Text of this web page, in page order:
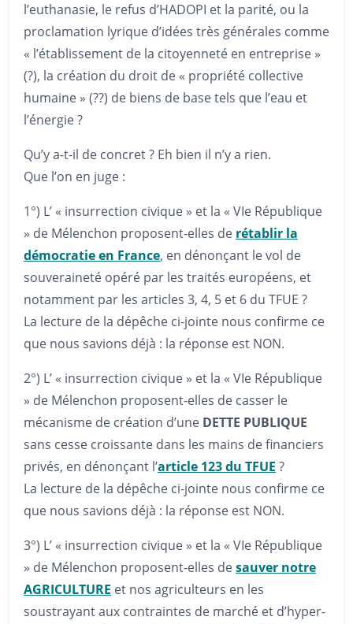
l’euthanasie, le refus d’HADOPI et la parité, ou la
proclamation lyrique d’idées très générales comme
« l’établissement de la citoyenneté en entreprise »
(?), la création du droit de « propriété collective
humaine » (??) de biens de base tels que l’eau et
l’énergie ?
Qu’y a-t-il de concret ? Eh bien il n’y a rien.
Que l’on en juge :
1°) L’ « insurrection civique » et la « VIe République
» de Mélenchon proposent-elles de rétablir la
démocratie en France, en dénonçant le vol de
souveraineté opéré par les traités européens, et
notamment par les articles 3, 4, 5 et 6 du TFUE ?
La lecture de la dépêche ci-jointe nous confirme ce
que nous savions déjà : la réponse est NON.
2°) L’ « insurrection civique » et la « VIe République
» de Mélenchon proposent-elles de casser le
mécanisme de création d’une DETTE PUBLIQUE
sans cesse croissante dans les mains de financiers
privés, en dénonçant l’article 123 du TFUE ?
La lecture de la dépêche ci-jointe nous confirme ce
que nous savions déjà : la réponse est NON.
3°) L’ « insurrection civique » et la « VIe République
» de Mélenchon proposent-elles desauver notre
AGRICULTURE et nos agriculteurs en les
soustrayant aux contraintes de marché et d’hyper-